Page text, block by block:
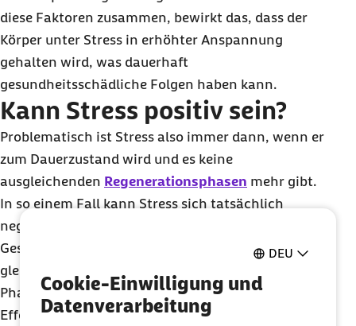
DEU
Cookie-Einwilligung und
Datenverarbeitung
diese Faktoren zusammen, bewirkt das, dass der
Körper unter Stress in erhöhter Anspannung
gehalten wird, was dauerhaft
gesundheitsschädliche Folgen haben kann.
Kann Stress positiv sein?
Problematisch ist Stress also immer dann, wenn er
zum Dauerzustand wird und es keine
ausgleichenden Regenerationsphasen mehr gibt.
In so einem Fall kann Stress sich tatsächlich
negativ auf unsere emotionale und körperliche
Gesundheit auswirken. Wechselt Stress sich jedoch
gleichzeitig mit den individuell erforderlichen
Phasen der Erholung ab, kann er auch positive
Effekte haben – nämlich dann, wenn er uns zu